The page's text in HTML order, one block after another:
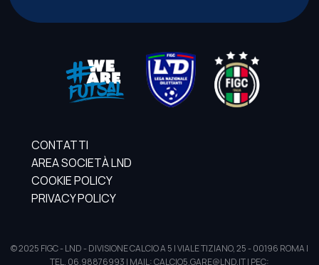
CONTATTI
AREA SOCIETÀ LND
COOKIE POLICY
PRIVACY POLICY
© 2025 FIGC - LND - DIVISIONE CALCIO A 5 | VIALE TIZIANO, 25 - 00196 ROMA |
TEL. 06.98876993 | MAIL: CALCIO5.GARE@LND.IT | PEC: